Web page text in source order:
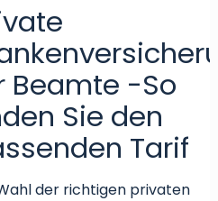
Beamte -So
Sie den
Tarif
der richtigen privaten